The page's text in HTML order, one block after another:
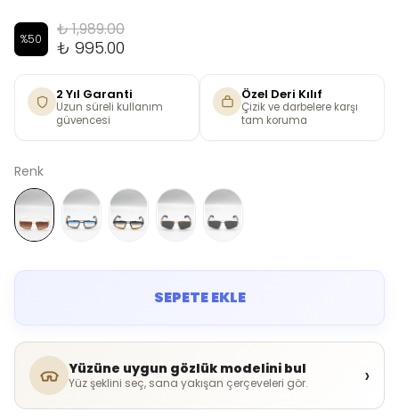
%50 ₺ 1,989.00
₺ 995.00
2 Yıl Garanti
Uzun süreli kullanım
güvencesi
Özel Deri Kılıf
Çizik ve darbelere karşı
tam koruma
Renk
SEPETE EKLE
Yüzüne uygun gözlük modelini bul
Yüz şeklini seç, sana yakışan çerçeveleri gör. ›